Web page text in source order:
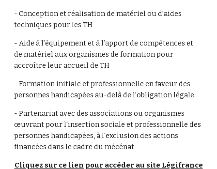
- Conception et réalisation de matériel ou d’aides
techniques pour les TH
- Aide à l’équipement et à l’apport de compétences et
de matériel aux organismes de formation pour
accroître leur accueil de TH
- Formation initiale et professionnelle en faveur des
personnes handicapées au-delà de l’obligation légale.
- Partenariat avec des associations ou organismes
œuvrant pour l'insertion sociale et professionnelle des
personnes handicapées, à l'exclusion des actions
financées dans le cadre du mécénat
Cliquez sur ce lien pour accéder au site Légifrance